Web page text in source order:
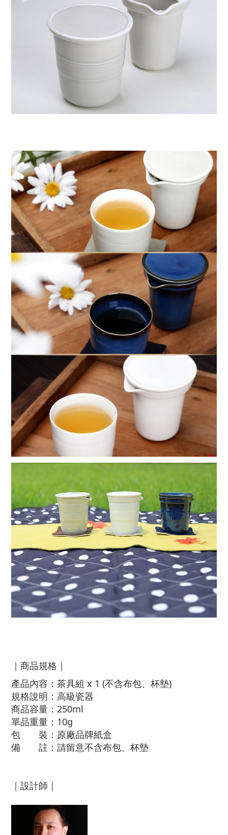
｜商品規格｜
產品內容：茶具組 x 1 (不含布包、杯墊)
規格說明：高級瓷器
商品容量：250ml
單品重量：10g
包 裝：原廠品牌紙盒
備 註：請留意不含布包、杯墊
｜設計師｜